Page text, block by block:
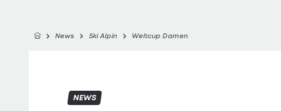
News Ski Alpin Weltcup Damen
NEWS